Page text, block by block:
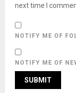
next time I
NOTIFY ME OF
NOTIFY ME OF